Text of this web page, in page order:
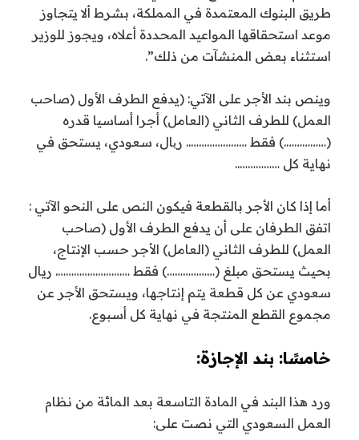
طريق البنوك المعتمدة في المملكة، بشرط ألا يتجاوز
موعد استحقاقها المواعيد المحددة أعلاه، ويجوز للوزير
استثناء بعض المنشآت من ذلك”.
وينص بند الأجر على الآتي: (يدفع الطرف الأول (صاحب
العمل) للطرف الثاني (العامل) أجرا أساسيا قدره
(…………….) فقط ………………….. ریال، سعودي، يستحق في
نهاية كل ……………..
أما إذا كان الأجر بالقطعة فيكون النص على النحو الآتي :
اتفق الطرفان على أن يدفع الطرف الأول (صاحب
العمل) للطرف الثاني (العامل) الأجر حسب الإنتاج،
بحيث يستحق مبلغ (………………) فقط ………………………. ريال
سعودي عن كل قطعة يتم إنتاجها، ويستحق الأجر عن
مجموع القطع المنتجة في نهاية كل أسبوع.
خامسًا: بند الإجازة:
ورد هذا البند في المادة التاسعة بعد المائة من نظام
العمل السعودي التي نصت على: